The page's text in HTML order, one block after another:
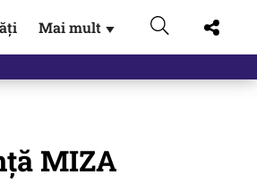
Mai mult ▼
MIZA